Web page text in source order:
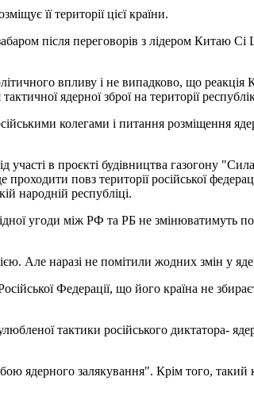
її території цієї країни.
після переговорів з лідером Китаю
впливу і не випадково, що
ядерної зброї на території
колегами і питання розміщення
в проєкті будівництва газогону
повз території російської
народній республіці.
угоди між РФ та РБ не змінюватимуть
наразі не помітили жодних змін у
Федерації, що його країна не
тактики російського диктатора-
залякування". Крім того, такий